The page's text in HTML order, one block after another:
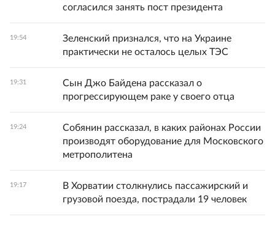
согласился занять пост президента
19:54
Зеленский признался, что на Украине
практически не осталось целых ТЭС
19:31
Сын Джо Байдена рассказал о
прогрессирующем раке у своего отца
19:24
Собянин рассказал, в каких районах России
производят оборудование для Московского
метрополитена
19:17
В Хорватии столкнулись пассажирский и
грузовой поезда, пострадали 19 человек